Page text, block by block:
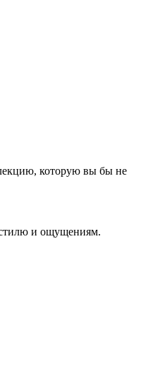
которую вы бы не
стилю и ощущениям.